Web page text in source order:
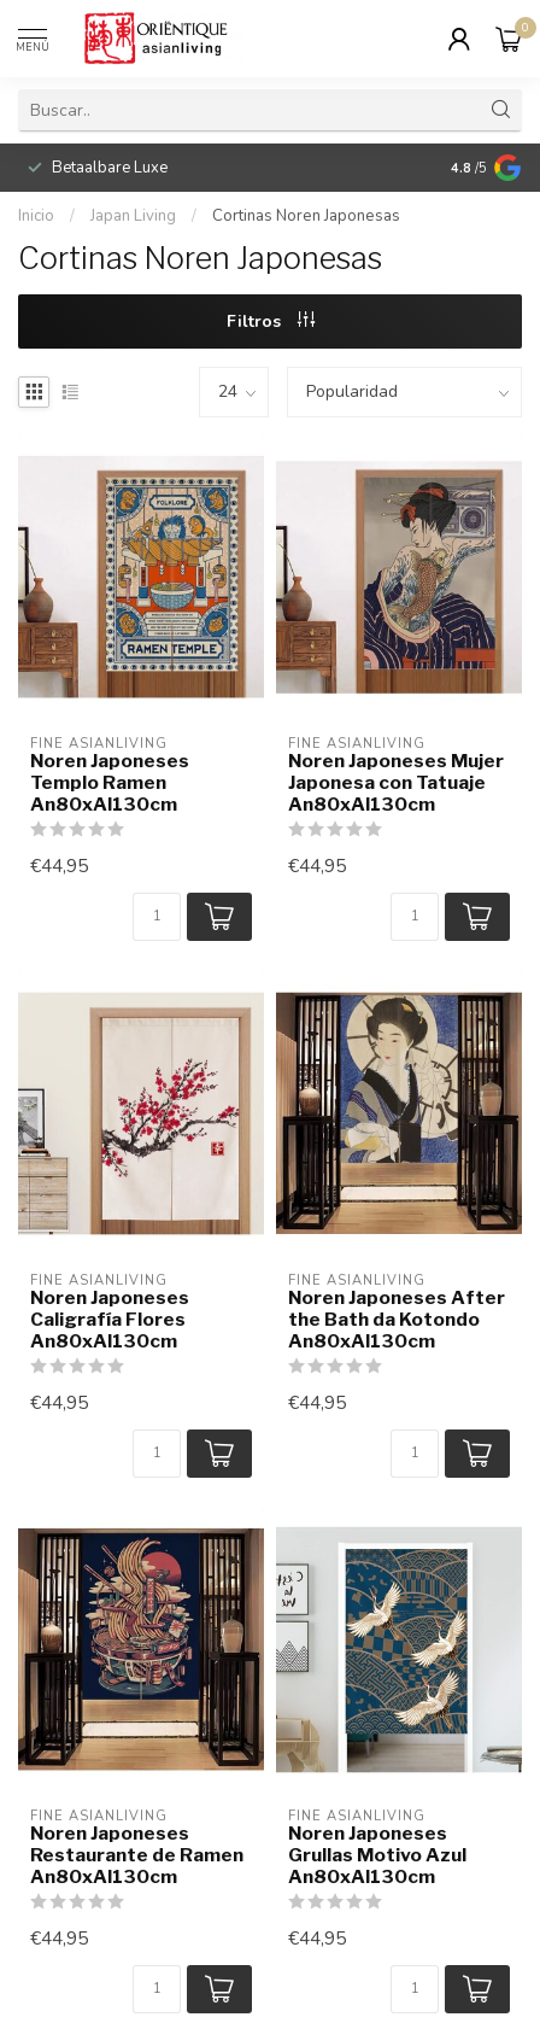
MENÚ
0
Betaalbare Luxe 4.8 /5
Inicio / Japan Living / Cortinas Noren Japonesas
Cortinas Noren Japonesas
Filtros
FINE ASIANLIVING
Noren Japoneses
Templo Ramen
An80xAl130cm
€44,95
FINE ASIANLIVING
Noren Japoneses Mujer
Japonesa con Tatuaje
An80xAl130cm
€44,95
FINE ASIANLIVING
Noren Japoneses
Caligrafía Flores
An80xAl130cm
€44,95
FINE ASIANLIVING
Noren Japoneses After
the Bath da Kotondo
An80xAl130cm
€44,95
FINE ASIANLIVING
Noren Japoneses
Restaurante de Ramen
An80xAl130cm
€44,95
FINE ASIANLIVING
Noren Japoneses
Grullas Motivo Azul
An80xAl130cm
€44,95